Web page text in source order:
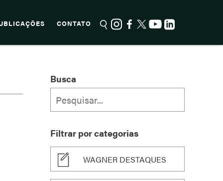
CONTATO
Busca
Filtrar por categorias
WAGNER DESTAQUES